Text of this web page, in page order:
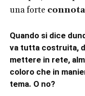
una forte
Quando si dice
va tutta costruita,
mettere in rete,
coloro che in
tema. O no?